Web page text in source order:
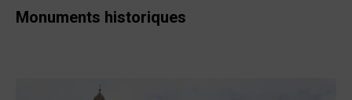
Monuments historiques